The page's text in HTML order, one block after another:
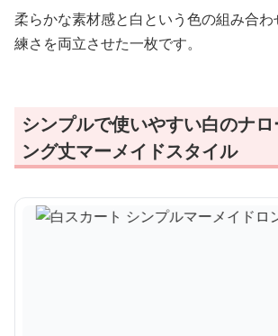
柔らかな素材感と白という色の組み合
練さを両立させた一枚です。
シンプルで使いやすい白のナ
ング丈マーメイドスタイル